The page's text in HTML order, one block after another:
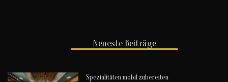
Neueste Beiträge
Spezialitäten mobil zubereiten